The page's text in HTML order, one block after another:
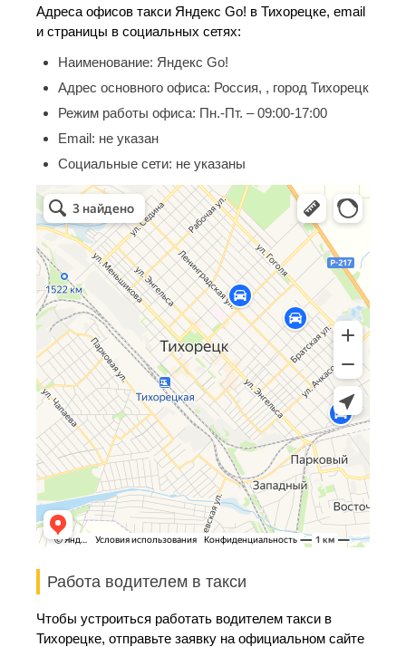
Адреса офисов такси Яндекс Go! в Тихорецке, email
и страницы в социальных сетях:
Наименование: Яндекс Go!
Адрес основного офиса: Россия, , город Тихорецк
Режим работы офиса: Пн.-Пт. – 09:00-17:00
Email: не указан
Социальные сети: не указаны
Работа водителем в такси
Чтобы устроиться работать водителем такси в
Тихорецке, отправьте заявку на официальном сайте